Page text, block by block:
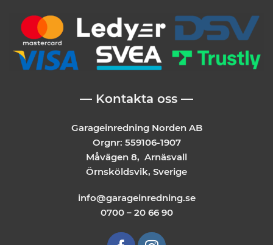
— Kontakta oss —
Garageinredning Norden AB
Orgnr: 559106-1907
Måvägen 8, Arnäsvall
Örnsköldsvik, Sverige
info@garageinredning.se
0700 – 20 66 90